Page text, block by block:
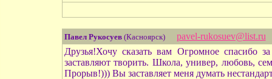
Павел Рукосуев(Касноярск)
pavel-rukosuev@list.ru
Друзья!Хочу сказать вам Огромное
заставляют творить. Школа, универ, любовь,
Прорыв!))) Вы заставляет меня думать